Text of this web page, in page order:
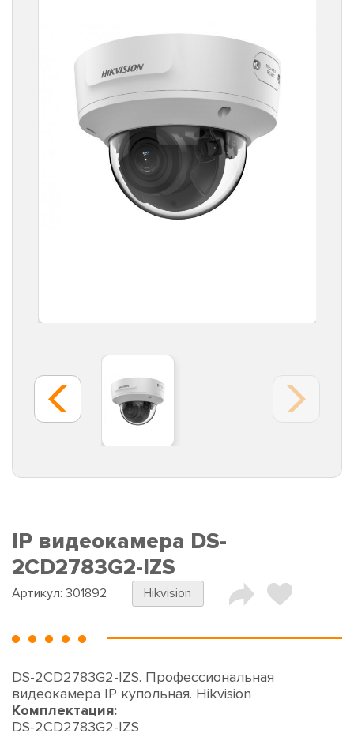
IP видеокамера DS-
2CD2783G2-IZS
Артикул: 301892 Hikvision
DS-2CD2783G2-IZS. Профессиональная
видеокамера IP купольная. Hikvision
Комплектация:
DS-2CD2783G2-IZS